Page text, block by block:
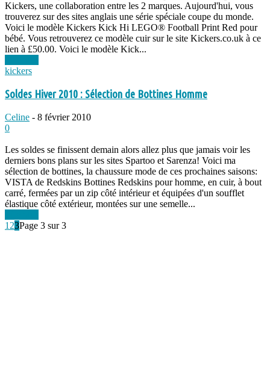
Kickers, une collaboration entre les 2 marques. Aujourd'hui, vous
trouverez sur des sites anglais une série spéciale coupe du monde.
Voici le modèle Kickers Kick Hi LEGO® Football Print Red pour
bébé. Vous retrouverez ce modèle cuir sur le site Kickers.co.uk à ce
lien à £50.00. Voici le modèle Kick...
kickers
Soldes Hiver 2010 : Sélection de Bottines Homme
Celine - 8 février 2010
0
Les soldes se finissent demain alors allez plus que jamais voir les
derniers bons plans sur les sites Spartoo et Sarenza! Voici ma
sélection de bottines, la chaussure mode de ces prochaines saisons:
VISTA de Redskins Bottines Redskins pour homme, en cuir, à bout
carré, fermées par un zip côté intérieur et équipées d'un soufflet
élastique côté extérieur, montées sur une semelle...
123Page 3 sur 3